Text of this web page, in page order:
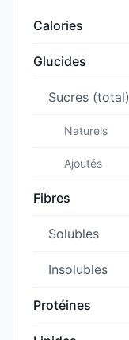
Calories
Glucides
Sucres (total)
Naturels
Ajoutés
Fibres
Solubles
Insolubles
Protéines